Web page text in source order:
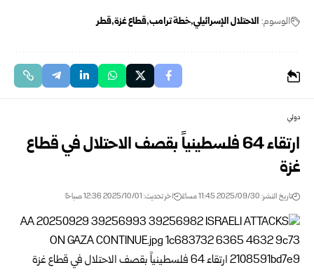
الوسوم: الاحتلال الإسرائيلي خطة ترامب قطاع غزة قطر
دولي
ارتقاء 64 فلسطينياً بقصف الاحتلال في قطاع
غزة
تاريخ النشر: 2025/09/30 11:45 مساءً اخر تحديث: 2025/10/01 12:36 صباحًا